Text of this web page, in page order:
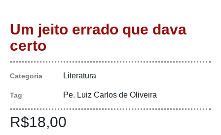
Um jeito errado que dava
certo
Categoria Literatura
Tag Pe. Luiz Carlos de Oliveira
R$18,00